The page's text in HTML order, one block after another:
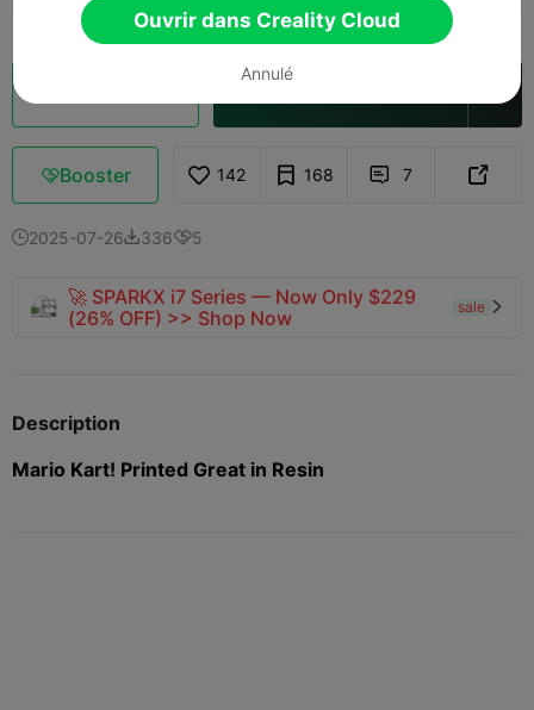
Booster 142 168  7 
2025-07-263365
🚀 SPARKX i7 Series — Now Only $229
(26% OFF) >> Shop Now
sale 
Description
Mario Kart! Printed Great in Resin
Ouvrir dans Creality Cloud
Annulé